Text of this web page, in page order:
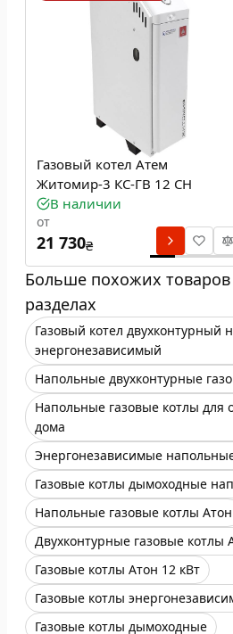
Газовый котел Атем
Житомир-3 КС-ГВ 12 СН
В наличии
от
21 730₴
Больше похожих
разделах
Газовый котел двухконтурный
энергонезависимый
Напольные двухконтурные
Напольные газовые котлы для
дома
Энергонезависимые
Газовые котлы дымоходные
Напольные газовые котлы Атон
Двухконтурные газовые котлы
Газовые котлы Атон 12 кВт
Газовые котлы
Газовые котлы дымоходные